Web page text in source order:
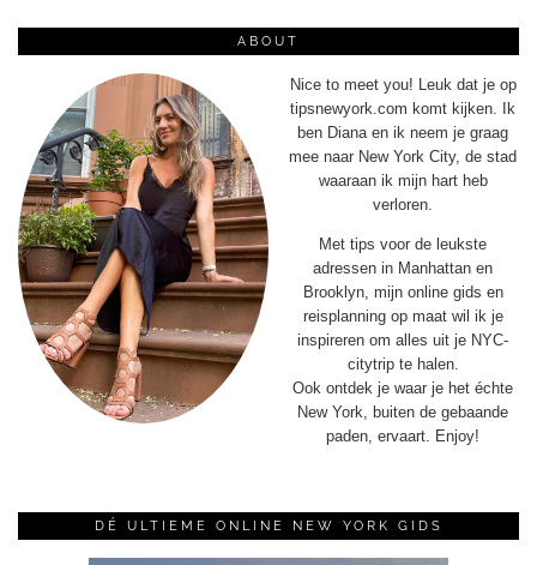
ABOUT
Nice to meet you! Leuk dat je op
tipsnewyork.com komt kijken. Ik
ben Diana en ik neem je graag
mee naar New York City, de stad
waaraan ik mijn hart heb
verloren.
Met tips voor de leukste
adressen in Manhattan en
Brooklyn, mijn online gids en
reisplanning op maat wil ik je
inspireren om alles uit je NYC-
citytrip te halen.
Ook ontdek je waar je het échte
New York, buiten de gebaande
paden, ervaart. Enjoy!
DÉ ULTIEME ONLINE NEW YORK GIDS